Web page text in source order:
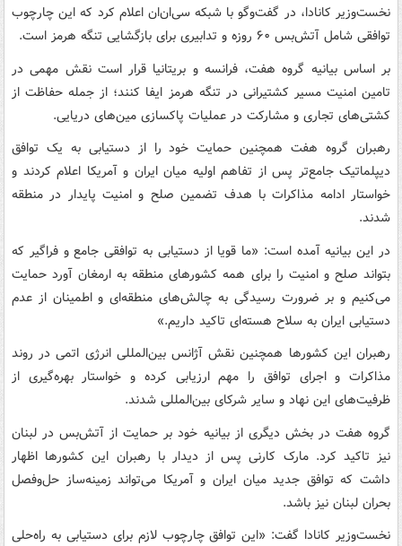
نخست‌وزیر کانادا، در گفت‌وگو با شبکه سی‌ان‌ان اعلام کرد که این چارچوب
توافقی شامل آتش‌بس ۶۰ روزه و تدابیری برای بازگشایی تنگه هرمز است.
بر اساس بیانیه گروه هفت، فرانسه و بریتانیا قرار است نقش مهمی در
تامین امنیت مسیر کشتیرانی در تنگه هرمز ایفا کنند؛ از جمله حفاظت از
کشتی‌های تجاری و مشارکت در عملیات پاکسازی مین‌های دریایی.
رهبران گروه هفت همچنین حمایت خود را از دستیابی به یک توافق
دیپلماتیک جامع‌تر پس از تفاهم اولیه میان ایران و آمریکا اعلام کردند و
خواستار ادامه مذاکرات با هدف تضمین صلح و امنیت پایدار در منطقه
شدند.
در این بیانیه آمده است: «ما قویا از دستیابی به توافقی جامع و فراگیر که
بتواند صلح و امنیت را برای همه کشورهای منطقه به ارمغان آورد حمایت
می‌کنیم و بر ضرورت رسیدگی به چالش‌های منطقه‌ای و اطمینان از عدم
دستیابی ایران به سلاح هسته‌ای تاکید داریم.»
رهبران این کشورها همچنین نقش آژانس بین‌المللی انرژی اتمی در روند
مذاکرات و اجرای توافق را مهم ارزیابی کرده و خواستار بهره‌گیری از
ظرفیت‌های این نهاد و سایر شرکای بین‌المللی شدند.
گروه هفت در بخش دیگری از بیانیه خود بر حمایت از آتش‌بس در لبنان
نیز تاکید کرد. مارک کارنی پس از دیدار با رهبران این کشورها اظهار
داشت که توافق جدید میان ایران و آمریکا می‌تواند زمینه‌ساز حل‌وفصل
بحران لبنان نیز باشد.
نخست‌وزیر کانادا گفت: «این توافق چارچوب لازم برای دستیابی به راه‌حلی